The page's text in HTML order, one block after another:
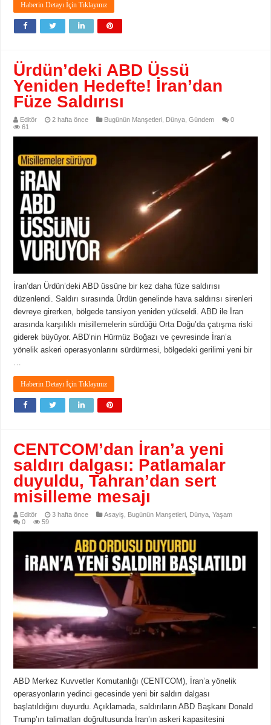
Haberin Detayı İçin Tıklayınız
Ürdün’deki ABD Üssü
Yeniden Hedefte! İran’dan
Füze Saldırısı
Editör 2 hafta önce Bugünün Manşetleri Dünya ,Gündem
0
61
İran’dan Ürdün’deki ABD üssüne bir kez daha füze saldırısı
düzenlendi. Saldırı sırasında Ürdün genelinde hava saldırısı sirenleri
devreye girerken, bölgede tansiyon yeniden yükseldi. ABD ile İran
arasında karşılıklı misillemelerin sürdüğü Orta Doğu’da çatışma riski
giderek büyüyor. ABD’nin Hürmüz Boğazı ve çevresinde İran’a
yönelik askeri operasyonlarını sürdürmesi, bölgedeki gerilimi yeni bir
…
Haberin Detayı İçin Tıklayınız
CENTCOM’dan İran’a yeni
saldırı dalgası: Patlamalar
duyuldu, Tahran’dan sert
misilleme mesajı
Editör 3 hafta önce Asayiş Bugünün Manşetleri Dünya ,Yaşam
0
59
ABD Merkez Kuvvetler Komutanlığı (CENTCOM), İran’a yönelik
operasyonların yedinci gecesinde yeni bir saldırı dalgası
başlatıldığını duyurdu. Açıklamada, saldırıların ABD Başkanı Donald
Trump’ın talimatları doğrultusunda İran’ın askeri kapasitesini